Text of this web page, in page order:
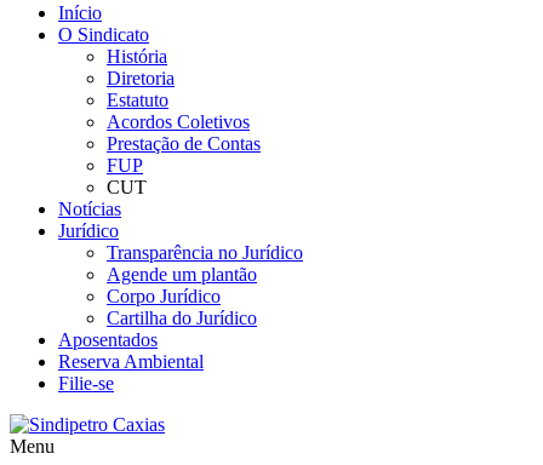
Início
O Sindicato
História
Diretoria
Estatuto
Acordos Coletivos
Prestação de Contas
FUP
CUT
Notícias
Jurídico
Transparência no Jurídico
Agende um plantão
Corpo Jurídico
Cartilha do Jurídico
Aposentados
Reserva Ambiental
Filie-se
Menu